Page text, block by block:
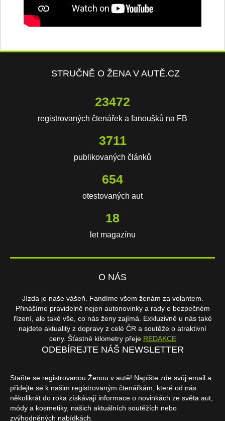
STRUČNĚ O ŽENA V AUTĚ.CZ
23472
registrovaných čtenářek a fanoušků na FB
3711
publikovaných článků
654
otestovaných aut
18
let magazínu
O NÁS
Jízda je naše vášeň. Fandíme všem ženám za volantem.
Přinášíme pravidelně nejen autonovinky a rady o bezpečném
řízení, ale také vše, co nás ženy zajímá. Exkluzivně u nás také
najdete aktuality z dopravy z celé ČR a soutěže o atraktivní
ceny. Šťastné kilometry přeje REDAKCE
ODEBÍREJTE NÁŠ NEWSLETTER
Staňte se registrovanou Ženou v autě! Napište zde svůj email a
přidejte se k našim registrovaným čtenářkám, které od nás
několikrát do roka získávají informace o novinkách ze světa aut,
módy a kosmetiky, našich aktuálních soutěžích nebo
zvýhodněných nabídkách.